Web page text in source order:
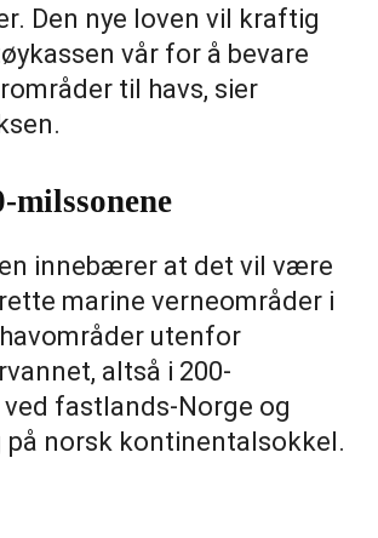
Den nye loven vil kraftig
vår for å bevare
til havs, sier
milssonene
innebærer at det vil være
marine verneområder i
utenfor
altså i 200-
fastlands-Norge og
på norsk kontinentalsokkel.